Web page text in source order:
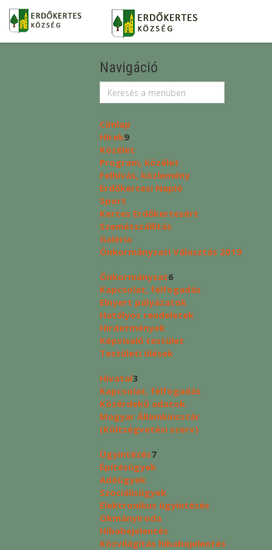
Navigáció
Címlap
Hírek9
Közélet
Program, közélet
Felhívás, közlemény
Erdőkertesi Napló
Sport
Kertes Erdőkertesért
Szemétszállítás
Galéria
Önkormányzati Választás 2019
Önkormányzat6
Kapcsolat, félfogadás
Elnyert pályázatok
Hatályos rendeletek
Hirdetmények
Képviselő testület
Testületi ülések
Hivatal3
Kapcsolat, félfogadás
Közérdekű adatok
Magyar Államkincstár
(Költségvetési szerv)
Ügyintézés7
Építésügyek
Adóügyek
Szociálisügyek
Elektronikus ügyintézés
Okmányiroda
Hibabejelentés
Közvilágítás hibabejelentés